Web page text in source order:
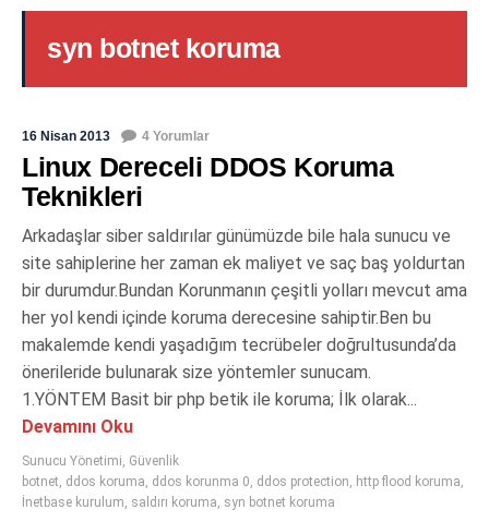
syn botnet koruma
16 Nisan 2013 4 Yorumlar
Linux Dereceli DDOS Koruma
Teknikleri
Arkadaşlar siber saldırılar günümüzde bile hala sunucu ve
site sahiplerine her zaman ek maliyet ve saç baş yoldurtan
bir durumdur.Bundan Korunmanın çeşitli yolları mevcut ama
her yol kendi içinde koruma derecesine sahiptir.Ben bu
makalemde kendi yaşadığım tecrübeler doğrultusunda’da
önerileride bulunarak size yöntemler sunucam.
1.YÖNTEM Basit bir php betik ile koruma; İlk olarak...
Devamını Oku
Sunucu Yönetimi, Güvenlik
botnet, ddos koruma, ddos korunma 0, ddos protection, http flood koruma,
İnetbase kurulum, saldırı koruma, syn botnet koruma